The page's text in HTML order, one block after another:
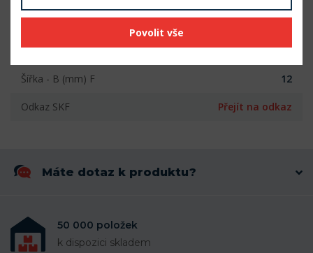
Vnější průměr (mm) 40
Šířka - B (mm) F 12
Odkaz SKF Přejít na odkaz
Máte dotaz k produktu?
50 000 položek
k dispozici skladem
Povolit vše